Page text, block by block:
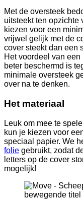
Met de oversteek
uitsteekt ten opzichte
kiezen voor een
vrijwel gelijk met de
cover steekt dan een
Het voordeel van
beter beschermd is
minimale oversteek
over na te denken.
Het materiaal
Leuk om mee te
kun je kiezen voor
speciaal papier. We
folie gebruikt, zodat
letters op de cover
mogelijk!